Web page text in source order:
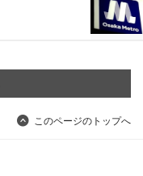
このページのトップへ